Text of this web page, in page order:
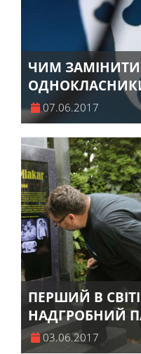
ЧИМ ЗАМІНИТИ
07.06.2017
ПЕРШИЙ В
НАДГРОБНИЙ
03.06.2017